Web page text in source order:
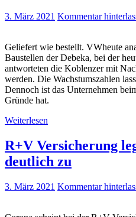
3. März 2021 Kommentar
Geliefert wie bestellt. VWheute
Baustellen der Debeka, bei der
antworteten die Koblenzer mit
werden. Die Wachstumszahlen
Dennoch ist das Unternehmen
Gründe hat.
Weiterlesen
R+V Versicherung
deutlich zu
3. März 2021 Kommentar